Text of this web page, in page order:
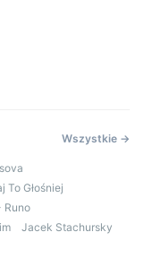
Wszystkie →
To Głośniej
Runo
Jacek Stachursky